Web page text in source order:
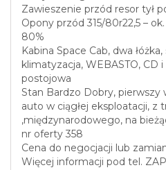
Zawieszenie przód resor tył
Opony przód 315/80r22,5 –
80%
Kabina Space Cab, dwa
klimatyzacja, WEBASTO, CD
postojowa
Stan Bardzo Dobry, pierwszy
auto w ciągłej eksploatacji, z
,międzynarodowego, na
nr oferty 358
Cena do negocjacji lub
Więcej informacji pod tel.